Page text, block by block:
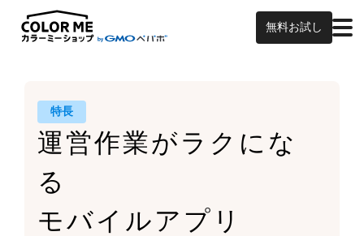
無料お試し
特長
運営作業がラクにな
る
モバイルアプリ